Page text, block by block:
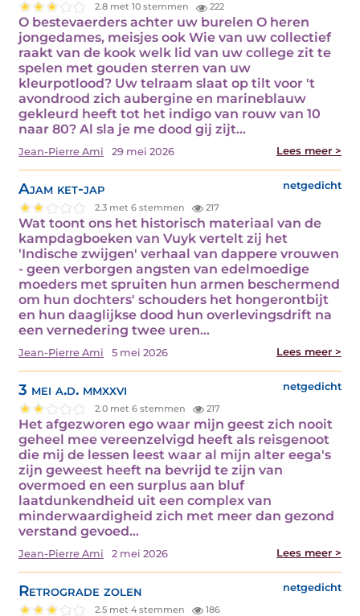
2.8 met 10 stemmen 222
O bestevaerders achter uw burelen O heren
jongedames, meisjes ook Wie van uw collectief
raakt van de kook welk lid van uw college zit te
spelen met gouden sterren van uw
kleurpotlood? Uw telraam slaat op tilt voor 't
avondrood zich aubergine en marineblauw
gekleurd heeft tot het indigo van rouw van 10
naar 80? Al sla je me dood gij zijt…
Jean-Pierre Ami 29 mei 2026 Lees meer >
Ajam ket-jap netgedicht
2.3 met 6 stemmen 217
Wat toont ons het historisch materiaal van de
kampdagboeken van Vuyk vertelt zij het
'Indische zwijgen' verhaal van dappere vrouwen
- geen verborgen angsten van edelmoedige
moeders met spruiten hun armen beschermend
om hun dochters' schouders het hongerontbijt
en hun daaglijkse dood hun overlevingsdrift na
een vernedering twee uren…
Jean-Pierre Ami 5 mei 2026 Lees meer >
3 mei a.d. mmxxvi netgedicht
2.0 met 6 stemmen 217
Het afgezworen ego waar mijn geest zich nooit
geheel mee vereenzelvigd heeft als reisgenoot
die mij de lessen leest waar al mijn alter eega's
zijn geweest heeft na bevrijd te zijn van
overmoed en een surplus aan bluf
laatdunkendheid uit een complex van
minderwaardigheid zich met meer dan gezond
verstand gevoed…
Jean-Pierre Ami 2 mei 2026 Lees meer >
Retrograde zolen netgedicht
2.5 met 4 stemmen 186